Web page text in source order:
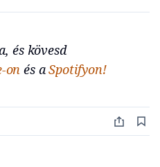
és kövesd
on és aSpotifyon!